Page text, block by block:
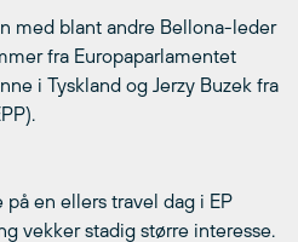
med blant andre Bellona-leder
fra Europaparlamentet
i Tyskland og Jerzy Buzek fra
en ellers travel dag i EP
vekker stadig større interesse.